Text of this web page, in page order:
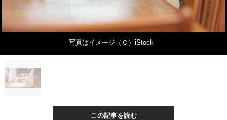
写真はイメージ（Ｃ）iStock
この記事を読む